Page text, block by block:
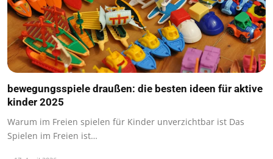
bewegungsspiele draußen: die besten ideen für aktive
kinder 2025
Warum im Freien spielen für Kinder unverzichtbar ist Das
Spielen im Freien ist…